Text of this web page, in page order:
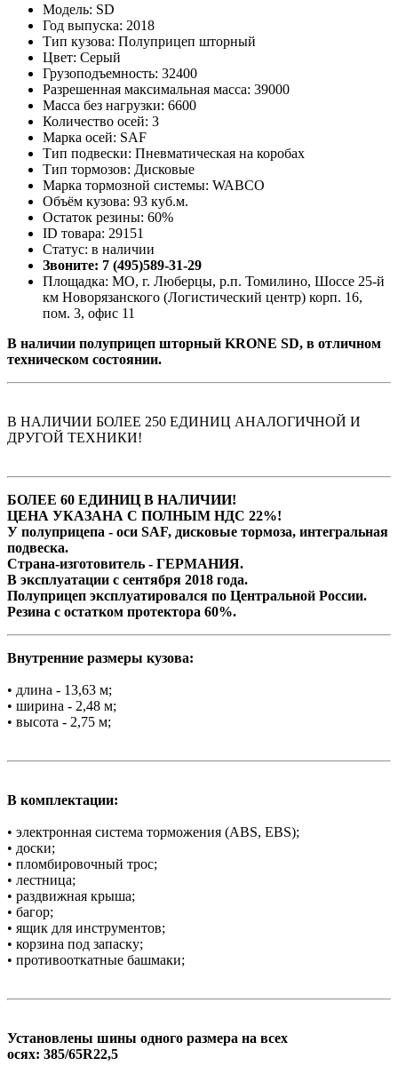
Модель: SD
Год выпуска: 2018
Тип кузова: Полуприцеп шторный
Цвет: Серый
Грузоподъемность: 32400
Разрешенная максимальная масса: 39000
Масса без нагрузки: 6600
Количество осей: 3
Марка осей: SAF
Тип подвески: Пневматическая на коробах
Тип тормозов: Дисковые
Марка тормозной системы: WABCO
Объём кузова: 93 куб.м.
Остаток резины: 60%
ID товара: 29151
Статус: в наличии
Звоните: 7 (495)589-31-29
Площадка: МО, г. Люберцы, р.п. Томилино, Шоссе 25-й
км Новорязанского (Логистический центр) корп. 16,
пом. 3, офис 11
В наличии полуприцеп шторный KRONE SD, в отличном
техническом состоянии.
В НАЛИЧИИ БОЛЕЕ 250 ЕДИНИЦ АНАЛОГИЧНОЙ И
ДРУГОЙ ТЕХНИКИ!
БОЛЕЕ 60 ЕДИНИЦ В НАЛИЧИИ!
ЦЕНА УКАЗАНА С ПОЛНЫМ НДС 22%!
У полуприцепа - оси SAF, дисковые тормоза, интегральная
подвеска.
Страна-изготовитель - ГЕРМАНИЯ.
В эксплуатации с сентября 2018 года.
Полуприцеп эксплуатировался по Центральной России.
Резина с остатком протектора 60%.
Внутренние размеры кузова:
• длина - 13,63 м;
• ширина - 2,48 м;
• высота - 2,75 м;
В комплектации:
• электронная система торможения (ABS, EBS);
• доски;
• пломбировочный трос;
• лестница;
• раздвижная крыша;
• багор;
• ящик для инструментов;
• корзина под запаску;
• противооткатные башмаки;
Установлены шины одного размера на всех
осях: 385/65R22,5